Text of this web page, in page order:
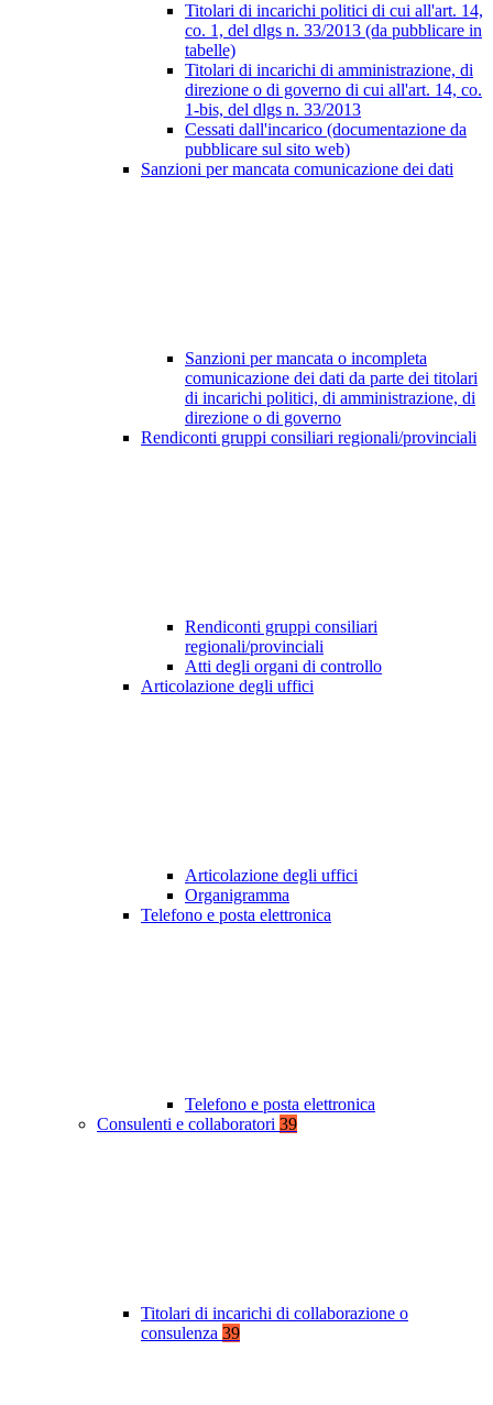
Titolari di incarichi politici di cui all'art. 14,
co. 1, del dlgs n. 33/2013 (da pubblicare in
tabelle)
Titolari di incarichi di amministrazione, di
direzione o di governo di cui all'art. 14, co.
1-bis, del dlgs n. 33/2013
Cessati dall'incarico (documentazione da
pubblicare sul sito web)
Sanzioni per mancata comunicazione dei dati
Sanzioni per mancata o incompleta
comunicazione dei dati da parte dei titolari
di incarichi politici, di amministrazione, di
direzione o di governo
Rendiconti gruppi consiliari regionali/provinciali
Rendiconti gruppi consiliari
regionali/provinciali
Atti degli organi di controllo
Articolazione degli uffici
Articolazione degli uffici
Organigramma
Telefono e posta elettronica
Telefono e posta elettronica
Consulenti e collaboratori 39
Titolari di incarichi di collaborazione o
consulenza 39